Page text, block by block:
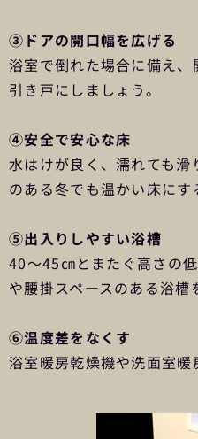
③ドアの開口幅を広げる
浴室で倒れた場合に備え
引き戸にしましょう。
④安全で安心な床
水はけが良く、濡れても
のある冬でも温かい床にす
⑤出入りしやすい浴槽
40～45㎝とまたぐ高さの
や腰掛スペースのある浴槽
⑥温度差をなくす
浴室暖房乾燥機や洗面室暖